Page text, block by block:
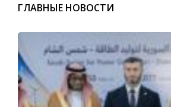
ГЛАВНЫЕ НОВОСТИ